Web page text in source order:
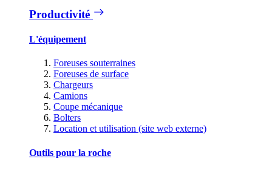
Productivité
L'équipement
Foreuses souterraines
Foreuses de surface
Chargeurs
Camions
Coupe mécanique
Bolters
Location et utilisation (site web externe)
Outils pour la roche